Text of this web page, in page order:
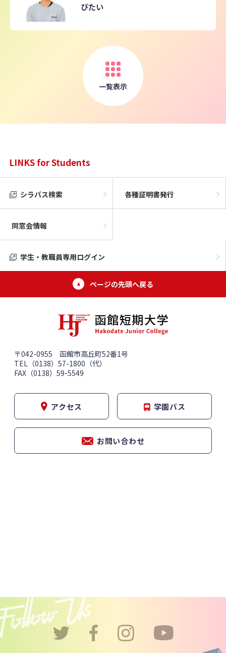
びたい
一覧表示
LINKS for Students
シラバス検索 各種証明書発行
同窓会情報
学生・教職員専用ログイン
ページの先頭へ戻る
〒042-0955 函館市高丘町52番1号
TEL（0138）57-1800（代）
FAX（0138）59-5549
アクセス 学園バス
お問い合わせ